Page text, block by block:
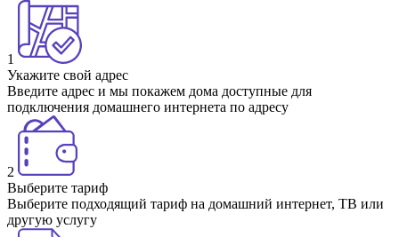
1
Укажите свой адрес
Введите адрес и мы покажем дома доступные для
подключения домашнего интернета по адресу
2
Выберите тариф
Выберите подходящий тариф на домашний интернет, ТВ или
другую услугу